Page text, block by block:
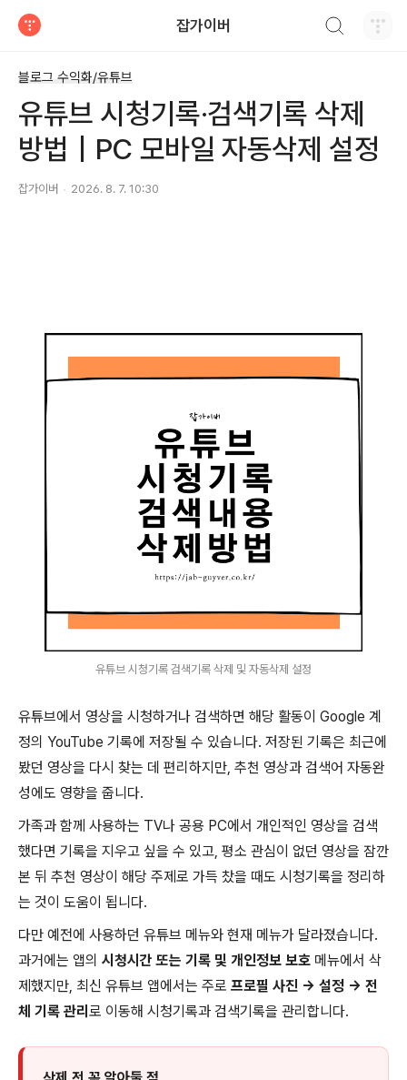
잡가이버
블로그 수익화/유튜브
유튜브 시청기록·검색기록 삭제
방법｜PC 모바일 자동삭제 설정
잡가이버 2026. 8. 7. 10:30
유튜브 시청기록 검색기록 삭제 및 자동삭제 설정
유튜브에서 영상을 시청하거나 검색하면 해당 활동이 Google 계
정의 YouTube 기록에 저장될 수 있습니다. 저장된 기록은 최근에
봤던 영상을 다시 찾는 데 편리하지만, 추천 영상과 검색어 자동완
성에도 영향을 줍니다.
가족과 함께 사용하는 TV나 공용 PC에서 개인적인 영상을 검색
했다면 기록을 지우고 싶을 수 있고, 평소 관심이 없던 영상을 잠깐
본 뒤 추천 영상이 해당 주제로 가득 찼을 때도 시청기록을 정리하
는 것이 도움이 됩니다.
다만 예전에 사용하던 유튜브 메뉴와 현재 메뉴가 달라졌습니다.
과거에는 앱의 시청시간 또는 기록 및 개인정보 보호 메뉴에서 삭
제했지만, 최신 유튜브 앱에서는 주로 프로필 사진 → 설정 → 전
체 기록 관리 로 이동해 시청기록과 검색기록을 관리합니다.